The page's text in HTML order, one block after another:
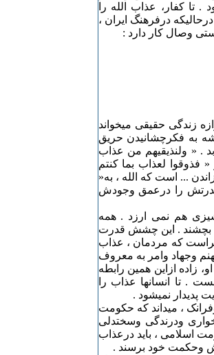
کفار، عذاب الله را
درفرهنگ ایران ،
وصال کار دارد :
زندگی حقیقی میخواند
به فکرچشانیدن حریق
. « ولنذیقیهم من عذاب
فذوقوا لعذاب بما کنتم
... است که الله ، به«
را درعمق وجودش
هم نمی ارزد . همه
بچشند . این چشش قدرت
که مردمان ، عذاب
وجهاد وامر به معروف
زاده ازاین همین رابطه
تا انسانها عذاب را
نمیشود .
، میداند که حکومت
ودرندگی وسختدلی
اسلامی ، باید درعذاب
وحکمت خود برسند .